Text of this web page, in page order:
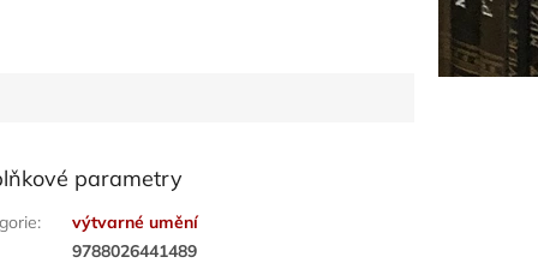
parametry
:
výtvarné umění
9788026441489